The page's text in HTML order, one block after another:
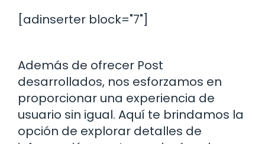
[adinserter block="7"]
Además de ofrecer Post
desarrollados, nos esforzamos en
proporcionar una experiencia de
usuario sin igual. Aquí te brindamos la
opción de explorar detalles de